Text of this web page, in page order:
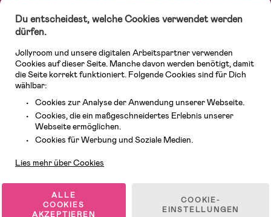
Autositze, Kinder- und Babymode, Produkte für Mütter und eine Menge
fantastischer Einrichtungsgegenstände, Spielsachen, Babyprodukte und
vieles mehr. Wir haben Produkte von bekannten Herstellern wie Britax, Maxi-
Avent, Jack Wolfskin, Cybex, LEGO und vielen mehr. Schau Dich um in
unserer vielfältigen Online-Boutique für Kinder & Babys. Willkommen!
© 2026 Jollyroom GmbH. Alle Rechte vorbehalten.
Du entscheidest, welche Cookies verwendet werden
dürfen.
Jollyroom und unsere digitalen Arbeitspartner verwenden
Cookies auf dieser Seite. Manche davon werden benötigt, damit
die Seite korrekt funktioniert. Folgende Cookies sind für Dich
wählbar:
Cookies zur Analyse der Anwendung unserer Webseite.
Cookies, die ein maßgeschneidertes Erlebnis unserer
Webseite ermöglichen.
Cookies für Werbung und Soziale Medien.
Lies mehr über Cookies
ALLE
COOKIES
AKZEPTIEREN
COOKIE-
EINSTELLUNGEN